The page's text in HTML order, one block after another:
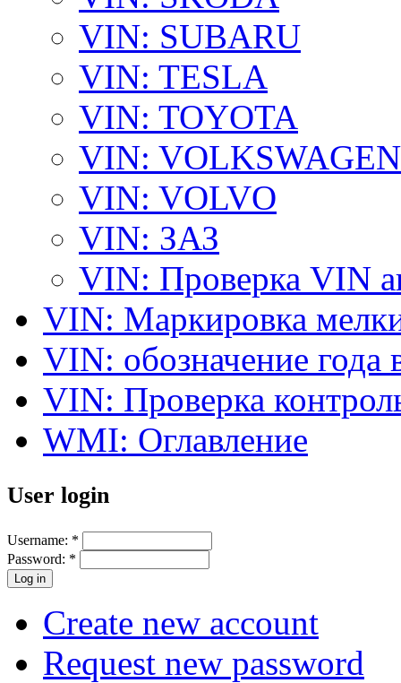
VIN: SUBARU
VIN: TESLA
VIN: TOYOTA
VIN: VOLKSWAGEN
VIN: VOLVO
VIN: ЗАЗ
VIN: Проверка VIN
VIN: Маркировка
VIN: обозначение года
VIN: Проверка
WMI: Оглавление
User login
Username: *
Password: *
Create new account
Request new password